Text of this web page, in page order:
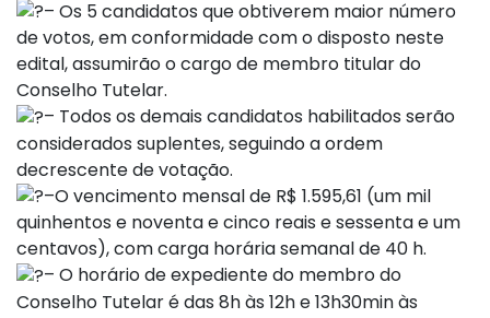
– Os 5 candidatos que obtiverem maior número
de votos, em conformidade com o disposto neste
edital, assumirão o cargo de membro titular do
Conselho Tutelar.
– Todos os demais candidatos habilitados serão
considerados suplentes, seguindo a ordem
decrescente de votação.
–O vencimento mensal de R$ 1.595,61 (um mil
quinhentos e noventa e cinco reais e sessenta e um
centavos), com carga horária semanal de 40 h.
– O horário de expediente do membro do
Conselho Tutelar é das 8h às 12h e 13h30min às